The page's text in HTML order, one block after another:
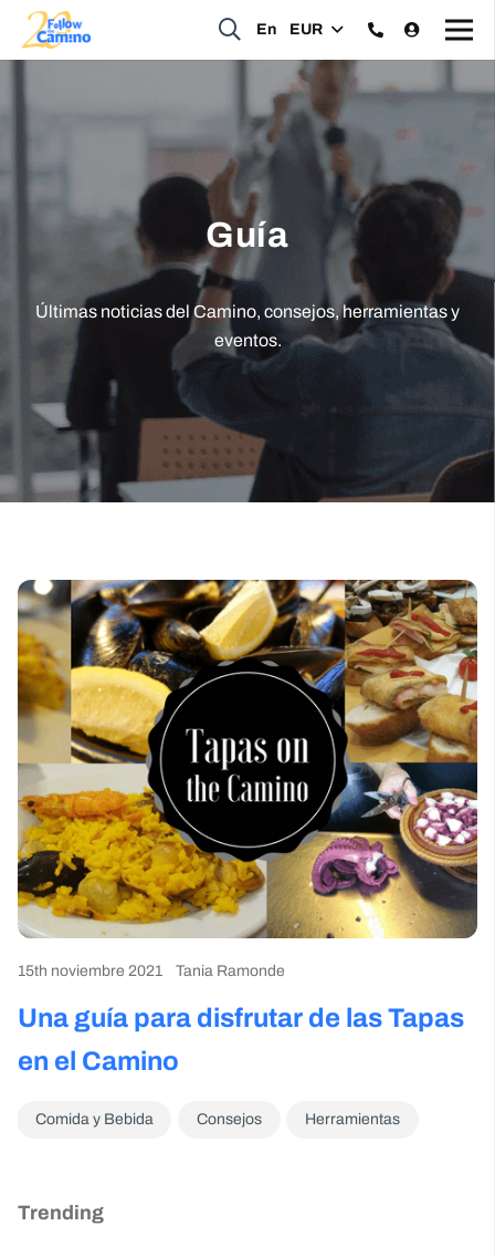
En EUR
Guía
Últimas noticias del Camino, consejos, herramientas y
eventos.
15th noviembre 2021 Tania Ramonde
Una guía para disfrutar de las Tapas
en el Camino
Comida y Bebida Consejos Herramientas
Trending